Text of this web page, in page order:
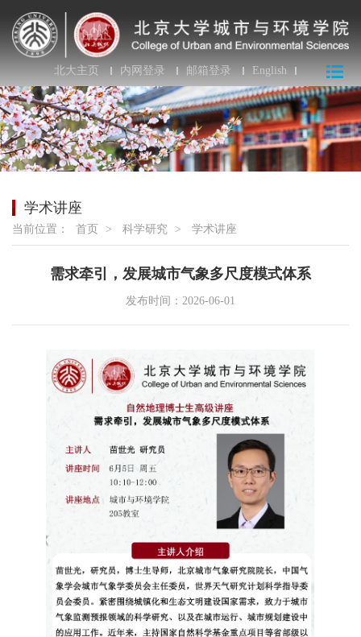
北大主页 内网登录 邮箱登录 English
学术讲座
当前位置： 首页 > 科学研究 > 学术讲座
需求牵引，发展城市气象多尺度模式体系
发布时间：2026-06-01